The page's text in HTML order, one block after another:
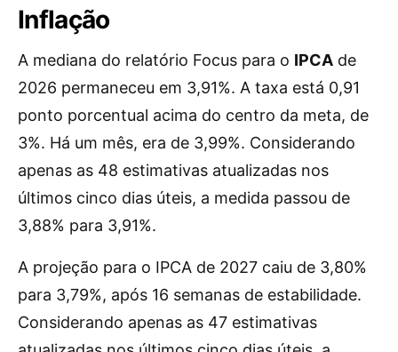
Inflação
A mediana do relatório Focus para o IPCA de
2026 permaneceu em 3,91%. A taxa está 0,91
ponto porcentual acima do centro da meta, de
3%. Há um mês, era de 3,99%. Considerando
apenas as 48 estimativas atualizadas nos
últimos cinco dias úteis, a medida passou de
3,88% para 3,91%.
A projeção para o IPCA de 2027 caiu de 3,80%
para 3,79%, após 16 semanas de estabilidade.
Considerando apenas as 47 estimativas